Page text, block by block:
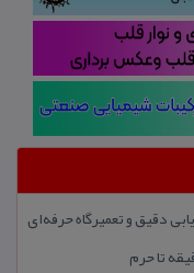
دقیق و تعمیرگاه حرفه‌ای